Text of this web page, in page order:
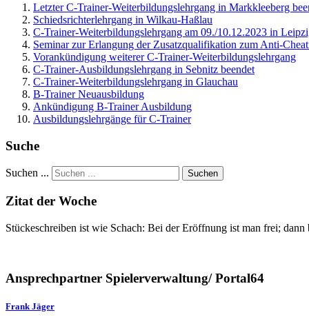
Letzter C-Trainer-Weiterbildungslehrgang in Markkleeberg
Schiedsrichterlehrgang in Wilkau-Haßlau
C-Trainer-Weiterbildungslehrgang am 09./10.12.2023 in
Seminar zur Erlangung der Zusatzqualifikation zum Anti-
Vorankündigung weiterer C-Trainer-Weiterbildungslehrgang
C-Trainer-Ausbildungslehrgang in Sebnitz beendet
C-Trainer-Weiterbildungslehrgang in Glauchau
B-Trainer Neuausbildung
Ankündigung B-Trainer Ausbildung
Ausbildungslehrgänge für C-Trainer
Suche
Suchen ... Suchen
Zitat der Woche
Stückeschreiben ist wie Schach: Bei der Eröffnung ist man frei;
Ansprechpartner Spielerverwaltung/ Portal64
Frank Jäger